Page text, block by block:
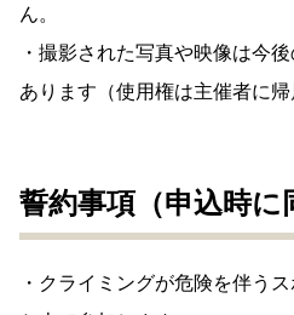
ん。
・撮影された写真や映像は今
あります（使用権は主催者に帰
誓約事項（申込時に
・クライミングが危険を伴う